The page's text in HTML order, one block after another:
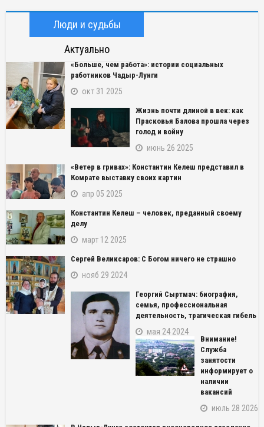
Люди и судьбы
Актуально
«Больше, чем работа»: истории социальных
работников Чадыр-Лунги
окт 31 2025
Жизнь почти длиной в век: как
Прасковья Балова прошла через
голод и войну
июнь 26 2025
«Ветер в гривах»: Константин Келеш представил в
Комрате выставку своих картин
апр 05 2025
Константин Келеш – человек, преданный своему
делу
март 12 2025
Сергей Великсаров: С Богом ничего не страшно
нояб 29 2024
Георгий Сыртмач: биография,
семья, профессиональная
деятельность, трагическая гибель
мая 24 2024
Внимание!
Служба
занятости
информирует о
наличии
вакансий
июль 28 2026